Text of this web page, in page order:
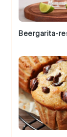
Beergarita-